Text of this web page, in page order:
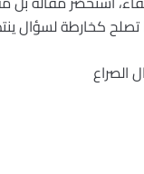
كخارطة لسؤال
الصراع